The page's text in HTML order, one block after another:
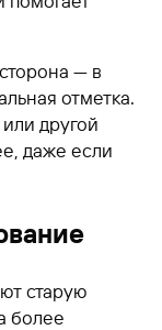
— в
отметка.
другой
даже если
старую
более